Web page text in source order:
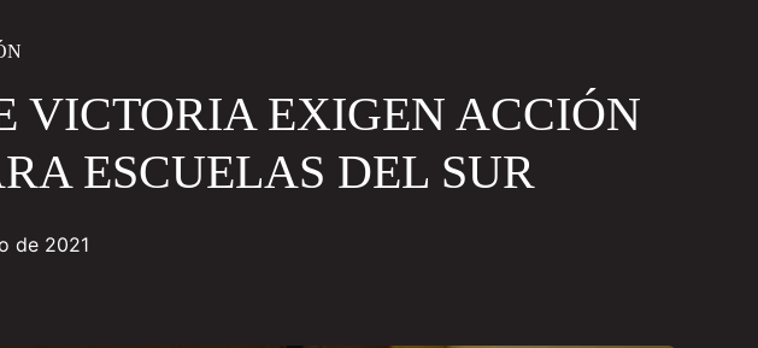
VICTORIA EXIGEN ACCIÓN
ESCUELAS DEL SUR
de 2021